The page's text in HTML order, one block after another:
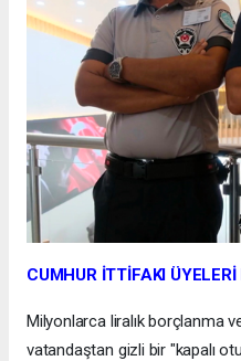
CUMHUR İTTİFAKI
Milyonlarca liralık borçlanma
vatandaştan gizli bir "kapalı